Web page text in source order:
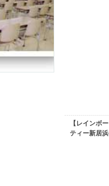
【レインボ
ティー新居